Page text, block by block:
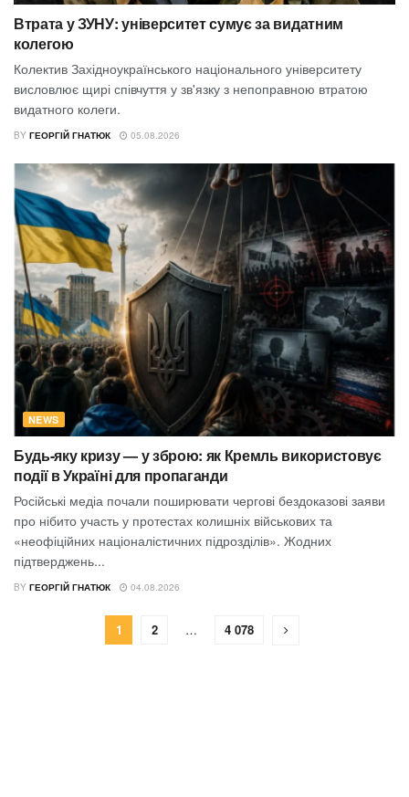
Втрата у ЗУНУ: університет сумує за видатним
колегою
Колектив Західноукраїнського національного університету
висловлює щирі співчуття у зв'язку з непоправною втратою
видатного колеги.
BY ГЕОРГІЙ ГНАТЮК 05.08.2026
NEWS
Будь-яку кризу — у зброю: як Кремль використовує
події в Україні для пропаганди
Російські медіа почали поширювати чергові бездоказові заяви
про нібито участь у протестах колишніх військових та
«неофіційних націоналістичних підрозділів». Жодних
підтверджень...
BY ГЕОРГІЙ ГНАТЮК 04.08.2026
1 2 … 4 078